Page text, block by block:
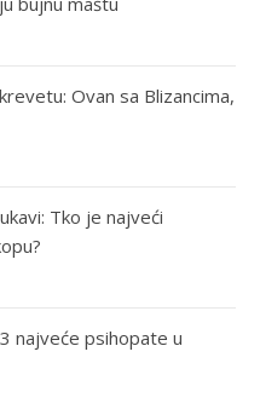
Ovan sa Blizancima,
Tko je najveći
najveće psihopate u